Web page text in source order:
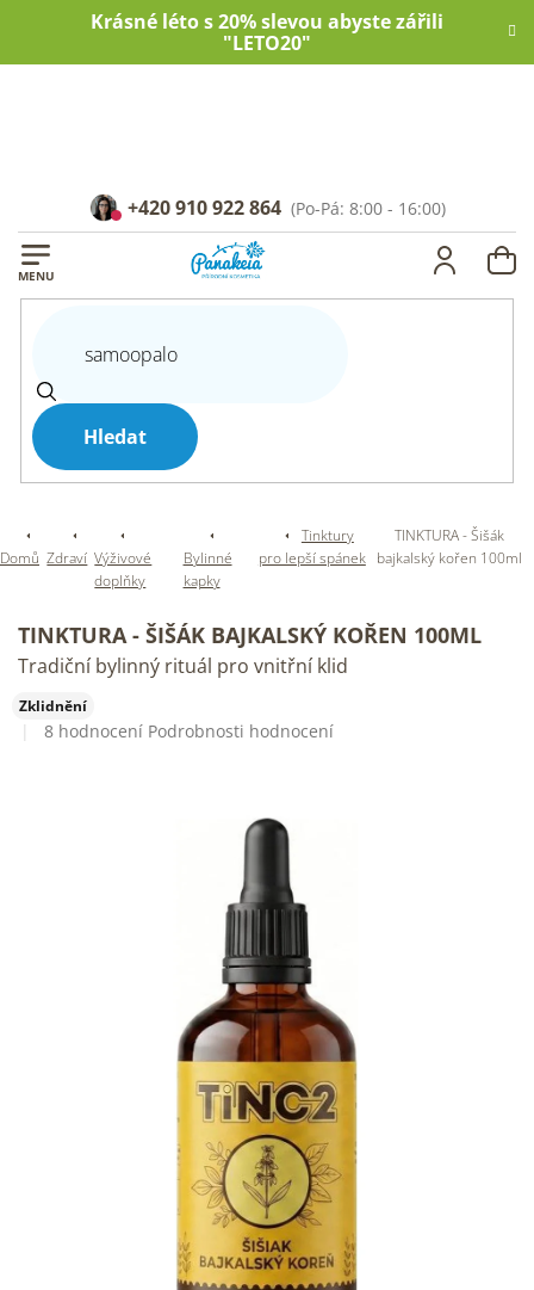
Krásné léto s 20% slevou abyste zářili
"LETO20"
Hledat
+420 910 922 864
Domů Zdraví Výživové
doplňky
Bylinné
kapky
Tinktury
pro lepší spánek
TINKTURA - Šišák
bajkalský kořen 100ml
TINKTURA - ŠIŠÁK BAJKALSKÝ KOŘEN 100ML
Tradiční bylinný rituál pro vnitřní klid
Zklidnění
Průměrné
8 hodnocení Podrobnosti hodnocení